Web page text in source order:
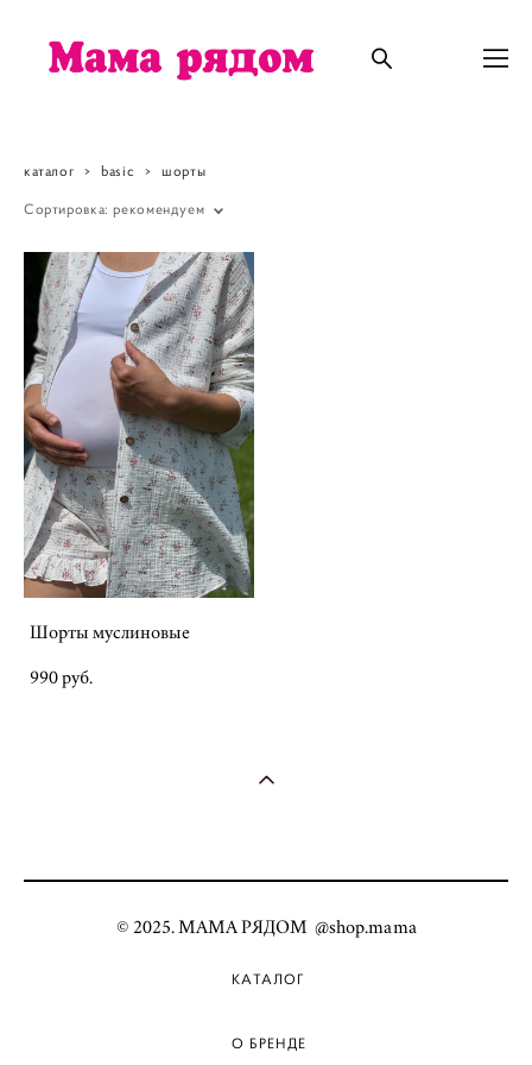
каталог > basic > шорты
Сортировка: рекомендуем
Шорты муслиновые
990 pуб.
© 2025. МАМА РЯДОМ @shop.mama
КАТАЛОГ
О БРЕНДЕ